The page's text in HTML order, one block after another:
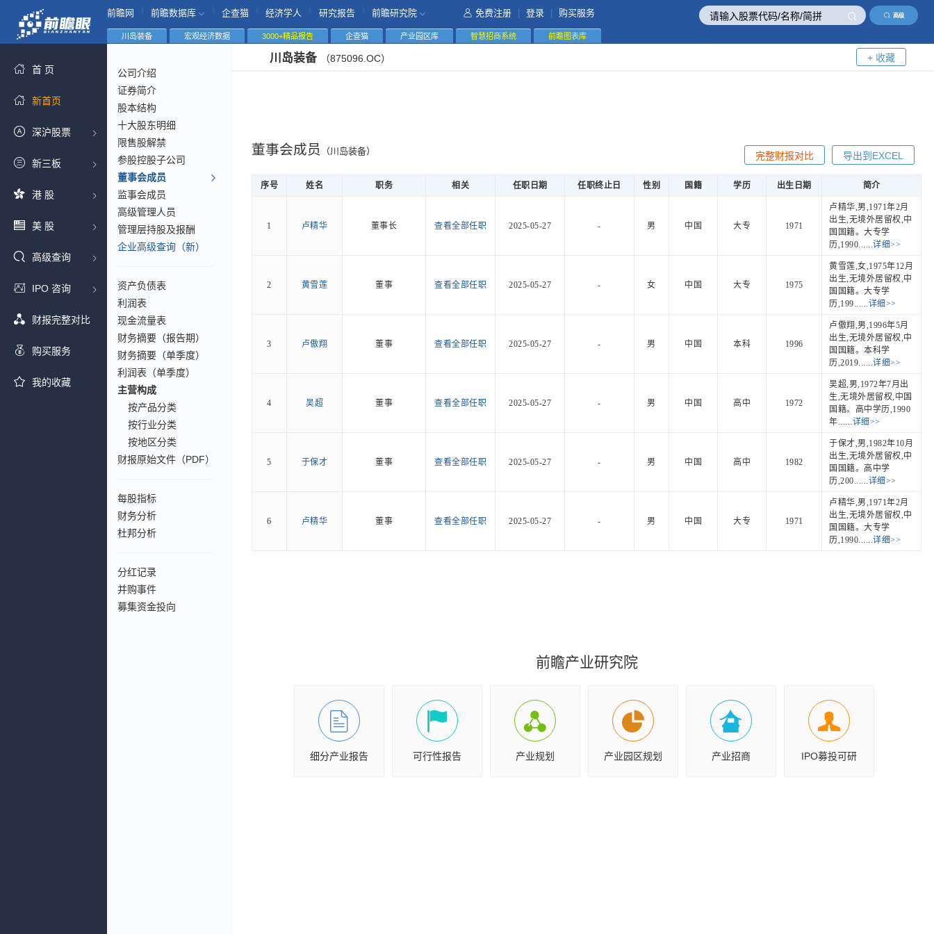
高级
前瞻网 前瞻数据库 企查猫 经济学人 研究报告 前瞻研究院 免费注册 登录 购买服务
首 页
新首页
深沪股票
新三板
港 股
美 股
高级查询
IPO 咨询
财报完整对比
购买服务
我的收藏
川岛装备 宏观经济数据 3000+精品报告 企查猫 产业园区库 智慧招商系统 前瞻图表库
公司介绍
证券简介
股本结构
十大股东明细
限售股解禁
参股控股子公司
董事会成员
监事会成员
高级管理人员
管理层持股及报酬
企业高级查询（新）
资产负债表
利润表
现金流量表
财务摘要（报告期）
财务摘要（单季度）
利润表（单季度）
主营构成
按产品分类
按行业分类
按地区分类
财报原始文件（PDF）
每股指标
财务分析
杜邦分析
分红记录
并购事件
募集资金投向
川岛装备 （875096.OC） + 收藏
董事会成员 （川岛装备） 导出到EXCEL
完整财报对比
序号 姓名 职务 相关 任职日期 任职终止日 性别 国籍 学历 出生日期 简介
1 卢精华 董事长 查看全部任职 2025-05-27 - 男 中国 大专 1971
卢精华,男,1971年2月
出生,无境外居留权,中
国国籍。大专学
历,1990......详细>>
2 黄雪莲 董事 查看全部任职 2025-05-27 - 女 中国 大专 1975
黄雪莲,女,1975年12月
出生,无境外居留权,中
国国籍。大专学
历,199......详细>>
3 卢傲翔 董事 查看全部任职 2025-05-27 - 男 中国 本科 1996
卢傲翔,男,1996年5月
出生,无境外居留权,中
国国籍。本科学
历,2019......详细>>
4 吴超 董事 查看全部任职 2025-05-27 - 男 中国 高中 1972
吴超,男,1972年7月出
生,无境外居留权,中国
国籍。高中学历,1990
年......详细>>
5 于保才 董事 查看全部任职 2025-05-27 - 男 中国 高中 1982
于保才,男,1982年10月
出生,无境外居留权,中
国国籍。高中学
历,200......详细>>
6 卢精华 董事 查看全部任职 2025-05-27 - 男 中国 大专 1971
卢精华,男,1971年2月
出生,无境外居留权,中
国国籍。大专学
历,1990......详细>>
前瞻产业研究院
细分产业报告 可行性报告 产业规划 产业园区规划 产业招商 IPO募投可研